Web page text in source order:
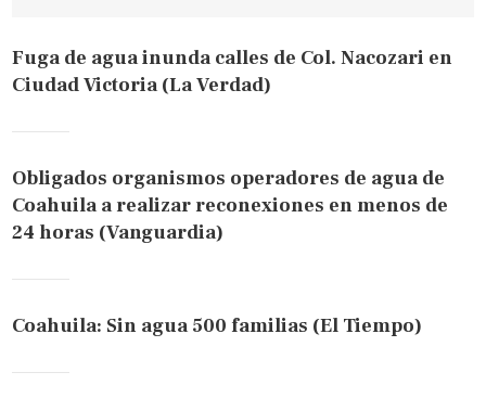
Fuga de agua inunda calles de Col. Nacozari en
Ciudad Victoria (La Verdad)
Obligados organismos operadores de agua de
Coahuila a realizar reconexiones en menos de
24 horas (Vanguardia)
Coahuila: Sin agua 500 familias (El Tiempo)